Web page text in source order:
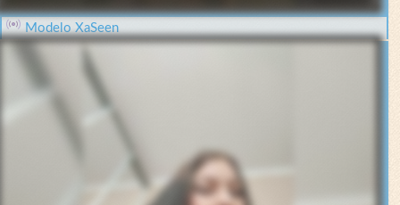
Modelo XaSeen